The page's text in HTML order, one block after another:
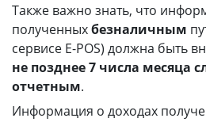
Также важно знать, что
полученныхбезналичным
сервисе E-POS) должна быть
не позднее 7 числа месяца
отчетным.
Информация о доходах